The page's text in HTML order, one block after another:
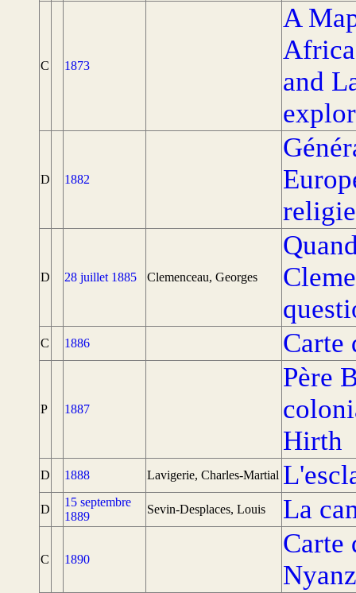
C 1873
A
and
D 1882
D 28 juillet 1885 Clemenceau, Georges
C 1886 Carte
P 1887
Père
Hirth
D 1888 Lavigerie, Charles-Martial
D
15 septembre
1889
Sevin-Desplaces, Louis La
C 1890